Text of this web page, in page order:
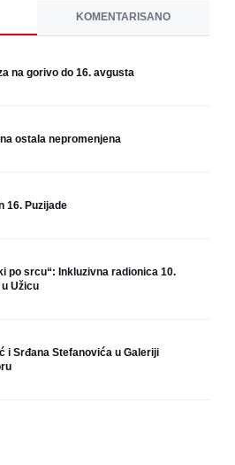
KOMENTARISANO
na gorivo do 16. avgusta
ostala nepromenjena
16. Puzijade
po srcu“: Inkluzivna radionica 10.
Užicu
i Srđana Stefanovića u Galeriji